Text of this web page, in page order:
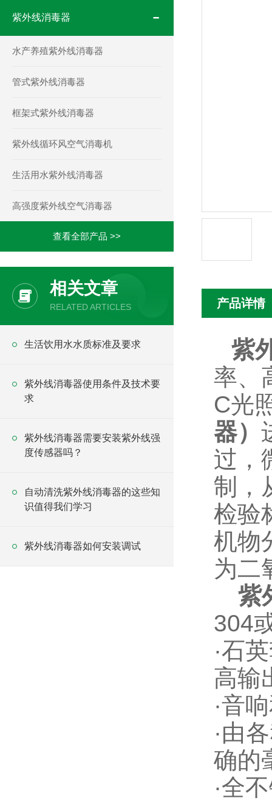
紫外线消毒器
水产养殖紫外线消毒器
管式紫外线消毒器
框架式紫外线消毒器
紫外线循环风空气消毒机
生活用水紫外线消毒器
高强度紫外线空气消毒器
查看全部产品 >>
相关文章
RELATED ARTICLES
生活饮用水水质标准及要求
紫外线消毒器使用条件及技术要
求
紫外线消毒器需要安装紫外线强
度传感器吗？
自动清洗紫外线消毒器的这些知
识值得我们学习
紫外线消毒器如何安装调试
产品详情
紫
率、
C光
器）
过，
制，
检验
机物
为二
紫
304
·石
高输
·音
·由
确的
·全